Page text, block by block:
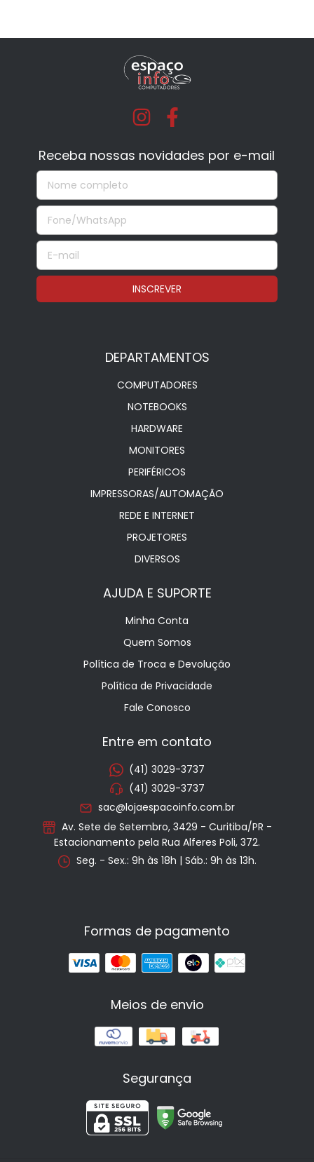
Receba nossas novidades por e-mail
DEPARTAMENTOS
COMPUTADORES
NOTEBOOKS
HARDWARE
MONITORES
PERIFÉRICOS
IMPRESSORAS/AUTOMAÇÃO
REDE E INTERNET
PROJETORES
DIVERSOS
AJUDA E SUPORTE
Minha Conta
Quem Somos
Política de Troca e Devolução
Política de Privacidade
Fale Conosco
Entre em contato
(41) 3029-3737
(41) 3029-3737
sac@lojaespacoinfo.com.br
Av. Sete de Setembro, 3429 - Curitiba/PR -
Estacionamento pela Rua Alferes Poli, 372.
Seg. - Sex.: 9h às 18h | Sáb.: 9h às 13h.
Formas de pagamento
Meios de envio
Segurança